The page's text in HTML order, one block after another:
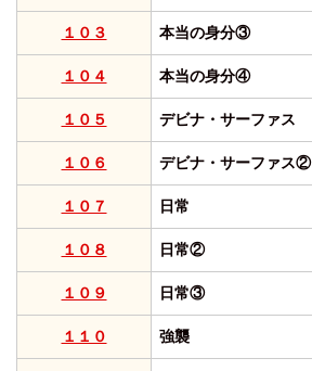
１０３ 本当の身分③
１０４ 本当の身分④
１０５ デビナ・サーファス
１０６ デビナ・サーファス②
１０７ 日常
１０８ 日常②
１０９ 日常③
１１０ 強襲